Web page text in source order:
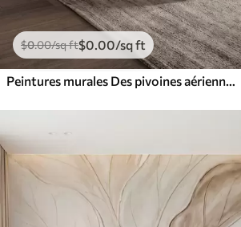
$0.00/sq ft$0.00/sq ft
Peintures murales Des pivoines aériennes aux douces nuances de beige poudré